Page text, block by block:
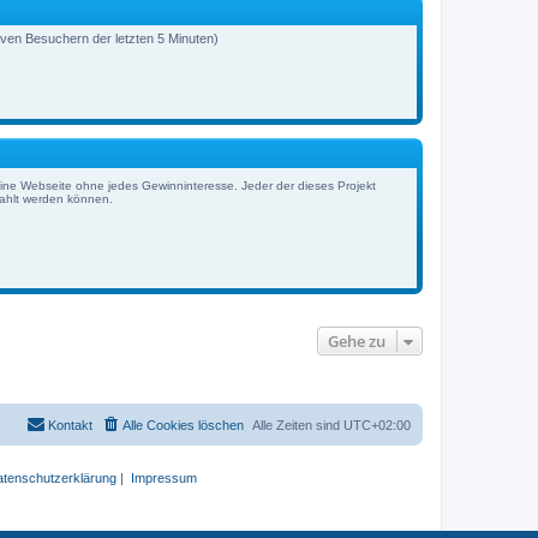
B
e
g
Besuchern der letzten 5 Minuten)
Webseite ohne jedes Gewinninteresse. Jeder der dieses Projekt
werden können.
Gehe zu
Alle Zeiten sind UTC+02:00
Alle Cookies löschen
Kontakt
| Impressum